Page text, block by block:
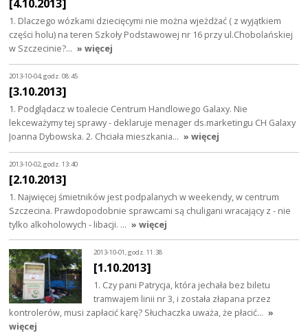
[4.10.2013]
1. Dlaczego wózkami dziecięcymi nie można wjeżdżać ( z wyjątkiem
części holu) na teren Szkoły Podstawowej nr 16 przy ul.Chobolańskiej
w Szczecinie?… » więcej
2013-10-04, godz. 08:45
[3.10.2013]
1. Podglądacz w toalecie Centrum Handlowego Galaxy. Nie
lekceważymy tej sprawy - deklaruje menager ds.marketingu CH Galaxy
Joanna Dybowska. 2. Chciała mieszkania… » więcej
2013-10-02, godz. 13:40
[2.10.2013]
1. Najwięcej śmietników jest podpalanych w weekendy, w centrum
Szczecina. Prawdopodobnie sprawcami są chuligani wracający z - nie
tylko alkoholowych - libacji. … » więcej
2013-10-01, godz. 11:38
[1.10.2013]
1. Czy pani Patrycja, która jechała bez biletu
tramwajem linii nr 3, i została złapana przez
kontrolerów, musi zapłacić karę? Słuchaczka uważa, że płacić… »
więcej